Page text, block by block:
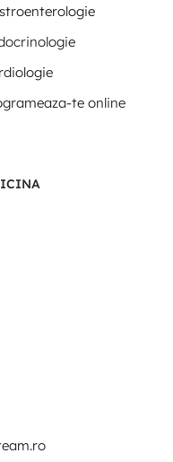
te online